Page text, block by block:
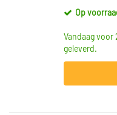
Op
Vandaag voor
geleverd.